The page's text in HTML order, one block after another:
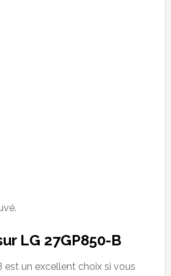
LG 27GP850-B
est un excellent choix si vous